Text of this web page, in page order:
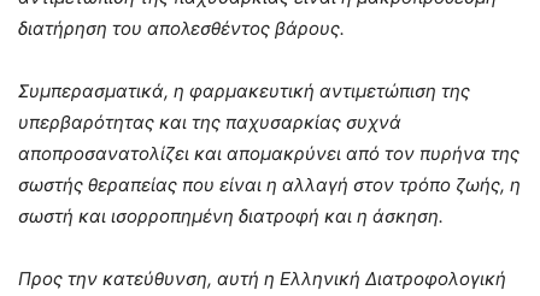
διατήρηση του απολεσθέντος βάρους.
Συμπερασματικά, η φαρμακευτική αντιμετώπιση της
υπερβαρότητας και της παχυσαρκίας συχνά
αποπροσανατολίζει και απομακρύνει από τον πυρήνα της
σωστής θεραπείας που είναι η αλλαγή στον τρόπο ζωής, η
σωστή και ισορροπημένη διατροφή και η άσκηση.
Προς την κατεύθυνση, αυτή η Ελληνική Διατροφολογική